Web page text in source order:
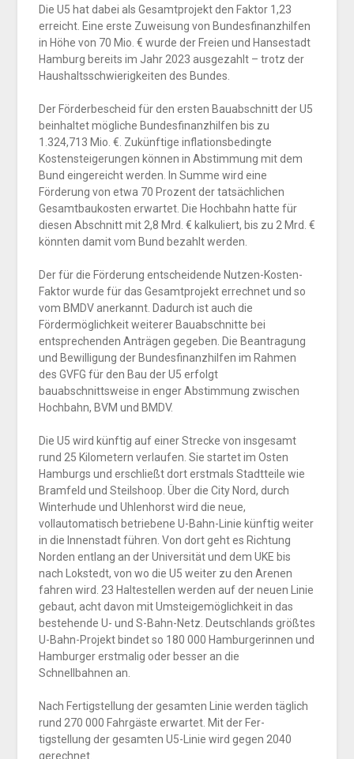
Die U5 hat dabei als Gesamtprojekt den Faktor 1,23
erreicht. Eine erste Zuweisung von Bundesfinanzhilfen
in Höhe von 70 Mio. € wurde der Freien und Hansestadt
Hamburg bereits im Jahr 2023 ausgezahlt – trotz der
Haushaltsschwierigkeiten des Bundes.
Der Förderbescheid für den ersten Bauabschnitt der U5
beinhaltet mögliche Bundesfinanzhilfen bis zu
1.324,713 Mio. €. Zukünftige inflationsbedingte
Kostensteigerungen können in Abstimmung mit dem
Bund eingereicht werden. In Summe wird eine
Förderung von etwa 70 Prozent der tatsächlichen
Gesamtbaukosten erwartet. Die Hochbahn hatte für
diesen Abschnitt mit 2,8 Mrd. € kalkuliert, bis zu 2 Mrd. €
könnten damit vom Bund bezahlt werden.
Der für die Förderung entscheidende Nutzen-Kosten-
Faktor wurde für das Gesamtprojekt errechnet und so
vom BMDV anerkannt. Dadurch ist auch die
Fördermöglichkeit weiterer Bauabschnitte bei
entsprechenden Anträgen gegeben. Die Beantragung
und Bewilligung der Bundesfinanzhilfen im Rahmen
des GVFG für den Bau der U5 erfolgt
bauabschnittsweise in enger Abstimmung zwischen
Hochbahn, BVM und BMDV.
Die U5 wird künftig auf einer Strecke von insgesamt
rund 25 Kilometern verlaufen. Sie startet im Osten
Hamburgs und erschließt dort erstmals Stadtteile wie
Bramfeld und Steilshoop. Über die City Nord, durch
Winterhude und Uhlenhorst wird die neue,
vollautomatisch betriebene U-Bahn-Linie künftig weiter
in die Innenstadt führen. Von dort geht es Richtung
Norden entlang an der Universität und dem UKE bis
nach Lokstedt, von wo die U5 weiter zu den Arenen
fahren wird. 23 Haltestellen werden auf der neuen Linie
gebaut, acht davon mit Umsteigemöglichkeit in das
bestehende U- und S-Bahn-Netz. Deutschlands größtes
U-Bahn-Projekt bindet so 180 000 Hamburgerinnen und
Hamburger erstmalig oder besser an die
Schnellbahnen an.
Nach Fertigstellung der gesamten Linie werden täglich
rund 270 000 Fahrgäste erwartet. Mit der Fer-
tigstellung der gesamten U5-Linie wird gegen 2040
gerechnet.